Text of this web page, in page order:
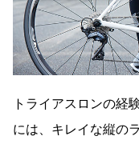
トライアスロンの経
には、キレイな縦の